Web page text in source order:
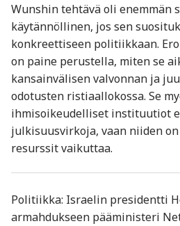
Wunshin tehtävä oli enemmän
käytännöllinen, jos sen
konkreettiseen politiikkaan.
on paine perustella, miten se
kansainvälisen valvonnan ja
odotusten ristiaallokossa. Se
ihmisoikeudelliset instituutiot
julkisuusvirkoja, vaan niiden
resurssit vaikuttaa.
Politiikka: Israelin presidentti
armahdukseen pääministeri